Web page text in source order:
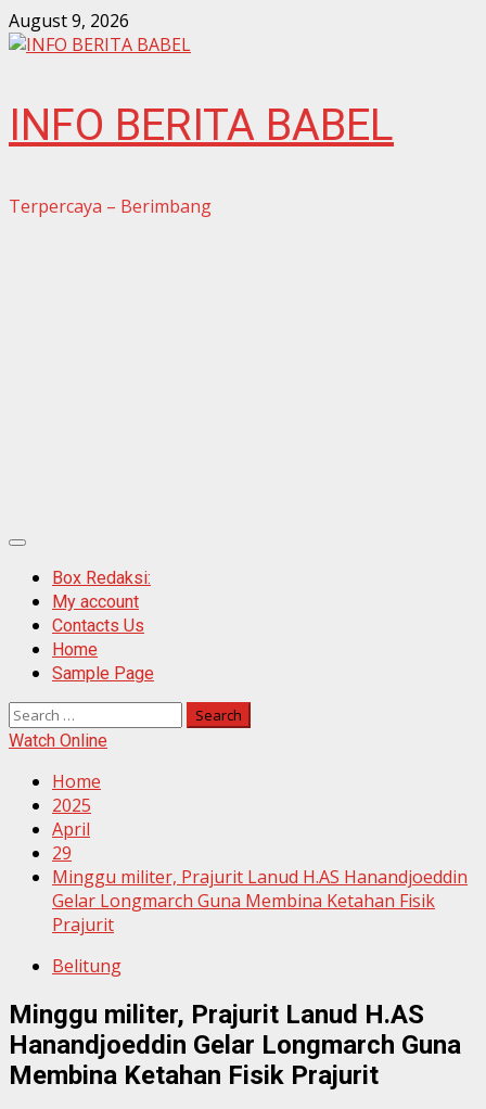
Skip
to
August 9, 2026
INFO BERITA BABEL
Terpercaya – Berimbang
Primary
MenuBox Redaksi:
My account
Contacts Us
Home
Sample Page
Search
for:
Watch Online
Home
2025
April
29
Minggu militer, Prajurit Lanud H.AS Hanandjoeddin
Gelar Longmarch Guna Membina Ketahan Fisik
Prajurit
Belitung
Minggu militer, Prajurit Lanud H.AS
Hanandjoeddin Gelar Longmarch Guna
Membina Ketahan Fisik Prajurit